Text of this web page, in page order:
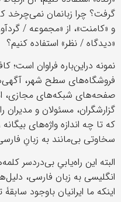
گرفت؟ چرا زبانمان
و «کامنت»، از «مجموعه /
«دیدگاه / نظر» استفاده کنیم؟
نمونه دراین‌باره فراوان
فروشگاه‌های سطح شهر،
صفحه‌های شبکه‌های مجازی،
گزارشگران، مسئولان و مدیران
که تا چه اندازه واژه‌های
سخاوتی بی‌مانند به زبانِ
البته این راه‌یابیِ بی‌دردسر
انگلیسی به زبان فارسی،
اینکه ما ایرانیان باوجود